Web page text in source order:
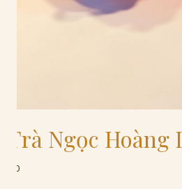
Cặp Chén
Thiên Mục -